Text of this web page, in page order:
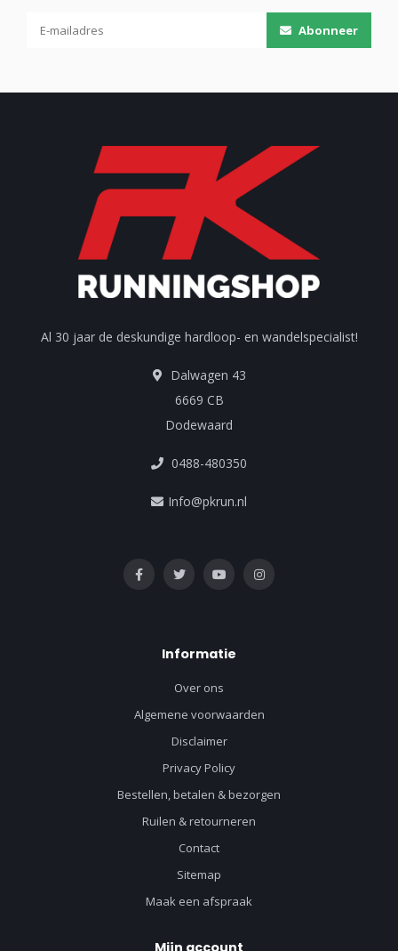
Abonneer
Al 30 jaar de deskundige hardloop- en wandelspecialist!
Dalwagen 43
6669 CB
Dodewaard
0488-480350
Info@pkrun.nl
Informatie
Over ons
Algemene voorwaarden
Disclaimer
Privacy Policy
Bestellen, betalen & bezorgen
Ruilen & retourneren
Contact
Sitemap
Maak een afspraak
Mijn account